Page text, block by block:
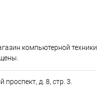
компьютерной техники
д. 8, стр. 3.